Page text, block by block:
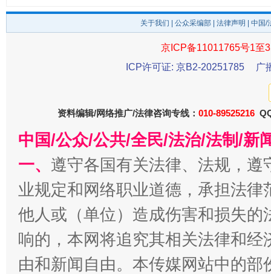
千年窑火 生生不息 一
关于我们 公众采编部 法律声明 | 中国
京ICP备11011765号1至
ICP许可证: 京B2-20251785
广
资料编辑/网络推广/法律咨询专线： 010-89525216
中国/公众/公共/全民/法治/法制/新
一、 遵守各国有关法律、法规，
业规定和网络职业道德，承担法
他人或（单位）造成伤害和损失
响的，本网将追究其相关法律和
由和新闻自由。本传媒网站中的